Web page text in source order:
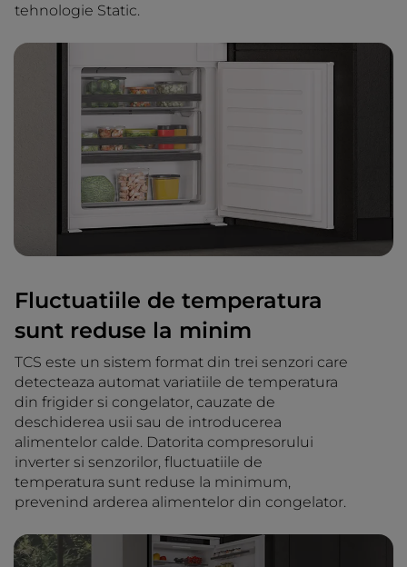
tehnologie Static.
Fluctuatiile de temperatura
sunt reduse la minim
TCS este un sistem format din trei senzori care
detecteaza automat variatiile de temperatura
din frigider si congelator, cauzate de
deschiderea usii sau de introducerea
alimentelor calde. Datorita compresorului
inverter si senzorilor, fluctuatiile de
temperatura sunt reduse la minimum,
prevenind arderea alimentelor din congelator.